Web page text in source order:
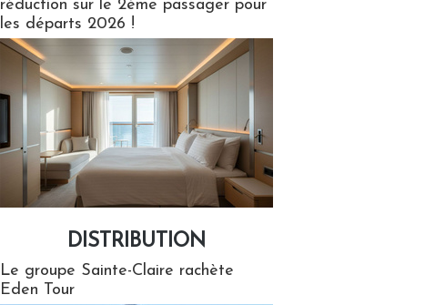
réduction sur le 2ème passager pour
les départs 2026 !
DISTRIBUTION
Le groupe Sainte-Claire rachète
Eden Tour